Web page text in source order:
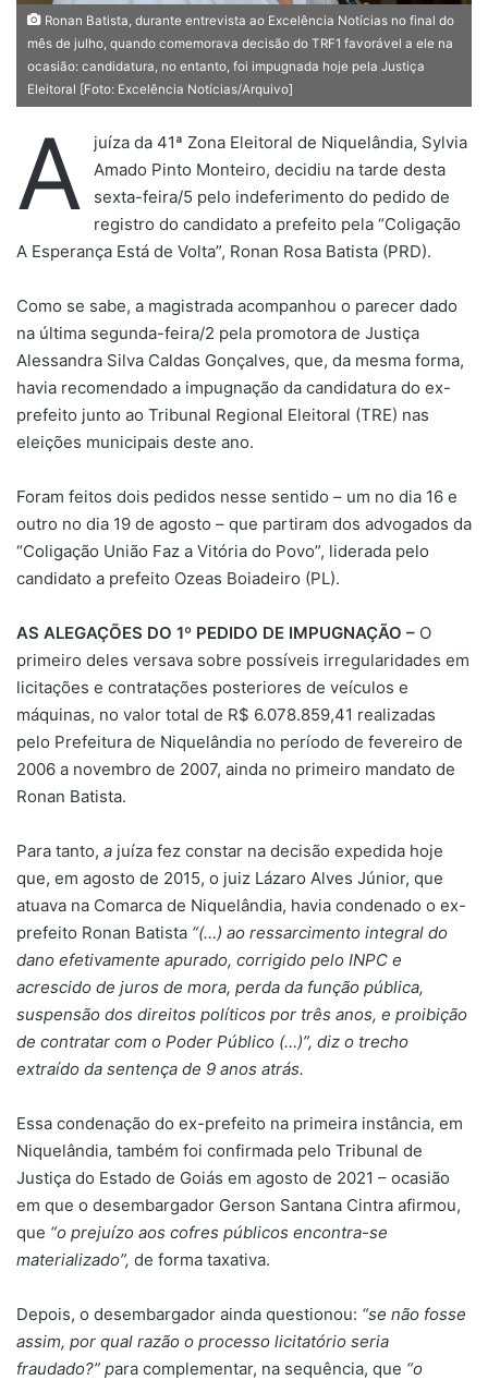
Ronan Batista, durante entrevista ao Excelência Notícias no final do
mês de julho, quando comemorava decisão do TRF1 favorável a ele na
ocasião: candidatura, no entanto, foi impugnada hoje pela Justiça
Eleitoral [Foto: Excelência Notícias/Arquivo]
A
juíza da 41ª Zona Eleitoral de Niquelândia, Sylvia
Amado Pinto Monteiro, decidiu na tarde desta
sexta-feira/5 pelo indeferimento do pedido de
registro do candidato a prefeito pela “Coligação
A Esperança Está de Volta”, Ronan Rosa Batista (PRD).
Como se sabe, a magistrada acompanhou o parecer dado
na última segunda-feira/2 pela promotora de Justiça
Alessandra Silva Caldas Gonçalves, que, da mesma forma,
havia recomendado a impugnação da candidatura do ex-
prefeito junto ao Tribunal Regional Eleitoral (TRE) nas
eleições municipais deste ano.
Foram feitos dois pedidos nesse sentido – um no dia 16 e
outro no dia 19 de agosto – que partiram dos advogados da
“Coligação União Faz a Vitória do Povo”, liderada pelo
candidato a prefeito Ozeas Boiadeiro (PL).
AS ALEGAÇÕES DO 1º PEDIDO DE IMPUGNAÇÃO – O
primeiro deles versava sobre possíveis irregularidades em
licitações e contratações posteriores de veículos e
máquinas, no valor total de R$ 6.078.859,41 realizadas
pelo Prefeitura de Niquelândia no período de fevereiro de
2006 a novembro de 2007, ainda no primeiro mandato de
Ronan Batista.
Para tanto, a juíza fez constar na decisão expedida hoje
que, em agosto de 2015, o juiz Lázaro Alves Júnior, que
atuava na Comarca de Niquelândia, havia condenado o ex-
prefeito Ronan Batista “(…) ao ressarcimento integral do
dano efetivamente apurado, corrigido pelo INPC e
acrescido de juros de mora, perda da função pública,
suspensão dos direitos políticos por três anos, e proibição
de contratar com o Poder Público (…)”, diz o trecho
extraído da sentença de 9 anos atrás.
Essa condenação do ex-prefeito na primeira instância, em
Niquelândia, também foi confirmada pelo Tribunal de
Justiça do Estado de Goiás em agosto de 2021 – ocasião
em que o desembargador Gerson Santana Cintra afirmou,
que “o prejuízo aos cofres públicos encontra-se
materializado”, de forma taxativa.
Depois, o desembargador ainda questionou: “se não fosse
assim, por qual razão o processo licitatório seria
fraudado?” para complementar, na sequência, que “o